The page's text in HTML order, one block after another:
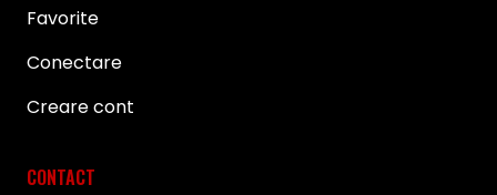
Favorite
Conectare
Creare cont
CONTACT